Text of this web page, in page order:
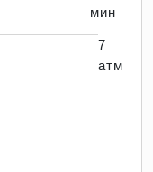
мин
7
атм